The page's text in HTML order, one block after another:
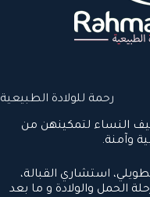
رحمة للولادة الطبيعية
النساء لتمكينهن من
وآمنة.
استشاري القبالة،
الحمل والولادة و ما بعد